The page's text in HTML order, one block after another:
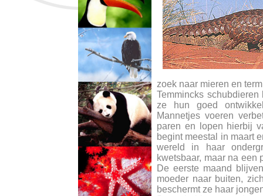
zoek naar mieren en
Temmincks
ze hun goed
Mannetjes voeren
paren en lopen hierbij
begint meestal in maart
wereld in haar
kwetsbaar, maar na een
De eerste maand
moeder naar buiten,
beschermt ze haar